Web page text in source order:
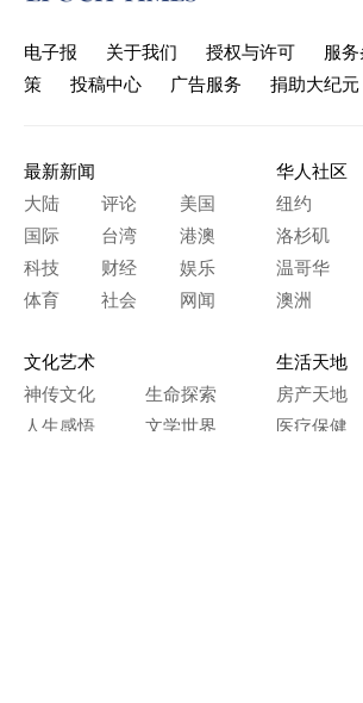
电子报 关于我们 授权与许可 服
策
投稿中心 广告服务 捐助大纪元
最新新闻
大陆
评论
美国
国际
台湾
港澳
科技
财经
娱乐
体育
社会 网闻
华人社区
纽约
洛杉矶
温哥华
澳洲
文化艺术
神传文化
生命探索
人生感悟
文学世界
生活天地
房产天地
医疗保健